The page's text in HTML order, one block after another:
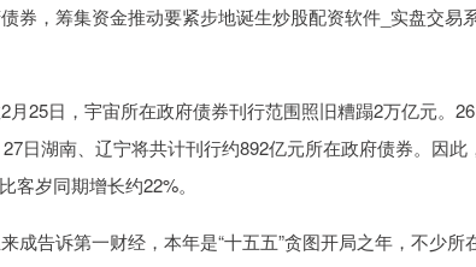
券，筹集资金推动要紧步地诞生炒股配资软件_实盘交易
25日，宇宙所在政府债券刊行范围照旧糟蹋2万亿元。
日湖南、辽宁将共计刊行约892亿元所在政府债券。因
客岁同期增长约22%。
成告诉第一财经，本年是“十五五”贪图开局之年，不少所